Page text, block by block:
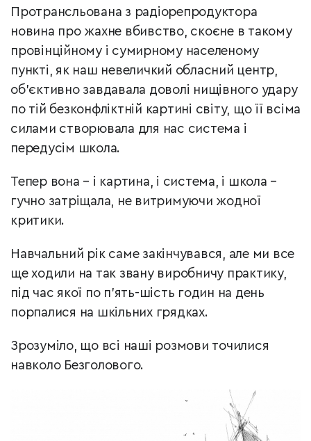
Протрансльована з радіорепродуктора
новина про жахне вбивство, скоєне в такому
провінційному і сумирному населеному
пункті, як наш невеличкий обласний центр,
об’єктивно завдавала доволі нищівного удару
по тій безконфліктній картині світу, що її всіма
силами створювала для нас система і
передусім школа.
Тепер вона – і картина, і система, і школа –
гучно затріщала, не витримуючи жодної
критики.
Навчальний рік саме закінчувався, але ми все
ще ходили на так звану виробничу практику,
під час якої по п’ять-шість годин на день
порпалися на шкільних грядках.
Зрозуміло, що всі наші розмови точилися
навколо Безголового.